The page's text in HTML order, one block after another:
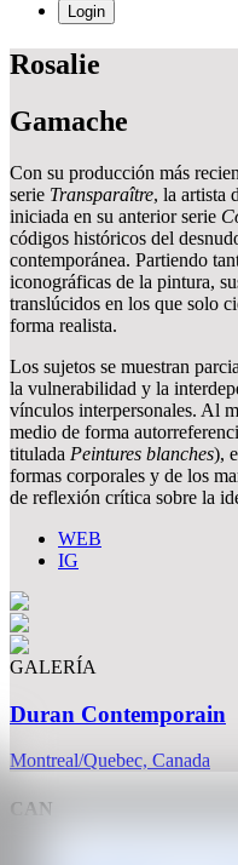
Login
Rosalie
Gamache
Con su producción más
serie Transparaître, la artista
iniciada en su anterior serie
códigos históricos del
contemporánea. Partiendo
iconográficas de la pintura,
translúcidos en los que solo
forma realista.
Los sujetos se muestran
la vulnerabilidad y la
vínculos interpersonales. Al
medio de forma
titulada Peintures blanches),
formas corporales y de los
de reflexión crítica sobre la
WEB
IG
GALERÍA
Duran Contemporain
Montreal/Quebec, Canada
CAN